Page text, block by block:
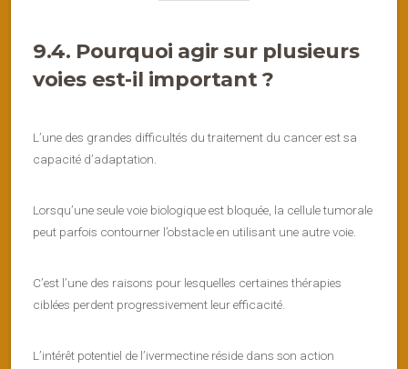
9.4. Pourquoi agir sur plusieurs
voies est-il important ?
L’une des grandes difficultés du traitement du cancer est sa
capacité d’adaptation.
Lorsqu’une seule voie biologique est bloquée, la cellule tumorale
peut parfois contourner l’obstacle en utilisant une autre voie.
C’est l’une des raisons pour lesquelles certaines thérapies
ciblées perdent progressivement leur efficacité.
L’intérêt potentiel de l’ivermectine réside dans son action